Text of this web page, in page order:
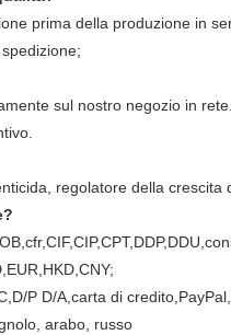
prima della produzione in
sul nostro negozio in
regolatore della crescita
P D/A,carta di
arabo, russo